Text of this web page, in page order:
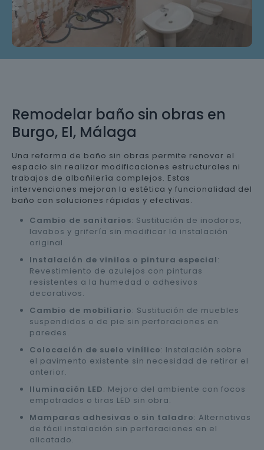
Remodelar baño sin obras en
Burgo, El, Málaga
Una reforma de baño sin obras permite renovar el
espacio sin realizar modificaciones estructurales ni
trabajos de albañilería complejos. Estas
intervenciones mejoran la estética y funcionalidad del
baño con soluciones rápidas y efectivas.
Cambio de sanitarios: Sustitución de inodoros,
lavabos y grifería sin modificar la instalación
original.
Instalación de vinilos o pintura especial:
Revestimiento de azulejos con pinturas
resistentes a la humedad o adhesivos
decorativos.
Cambio de mobiliario: Sustitución de muebles
suspendidos o de pie sin perforaciones en
paredes.
Colocación de suelo vinílico: Instalación sobre
el pavimento existente sin necesidad de retirar el
anterior.
Iluminación LED: Mejora del ambiente con focos
empotrados o tiras LED sin obra.
Mamparas adhesivas o sin taladro: Alternativas
de fácil instalación sin perforaciones en el
alicatado.